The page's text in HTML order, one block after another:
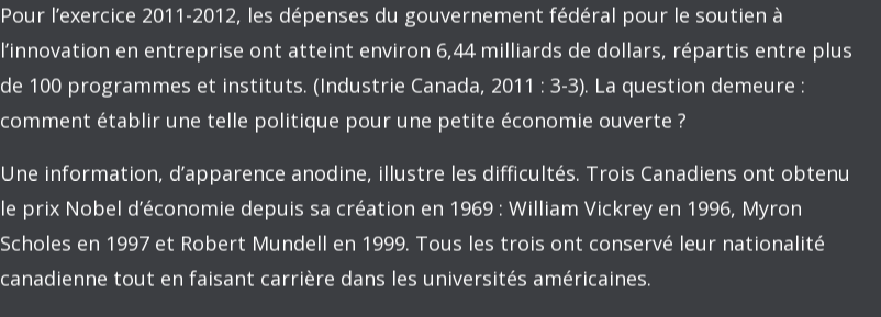
n’existe aucune preuve qu’il s’est fait quelque chose, mais le problème est depuis
devenu plus sérieux.
Robert M. Berdahl, quand il était président de l’Association of American
Universities, avait courageusement demandé : « Combien d’universités de
recherche la nation a-t-elle besoin?… Je ne sais pas combien nous devrions en
avoir. Mais c’est une grave question qui mérite d’être examinée.» La question
exploratoire de Berdahl mena à une évaluation sur deux ans mandatée par le
Congrès sur les menaces financières des universités de recherche du pays.